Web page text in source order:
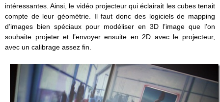
intéressantes. Ainsi, le vidéo projecteur qui éclairait les cubes tenait
compte de leur géométrie. Il faut donc des logiciels de mapping
d’images bien spéciaux pour modéliser en 3D l’image que l’on
souhaite projeter et l’envoyer ensuite en 2D avec le projecteur,
avec un calibrage assez fin.